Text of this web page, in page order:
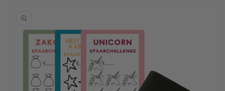
produto